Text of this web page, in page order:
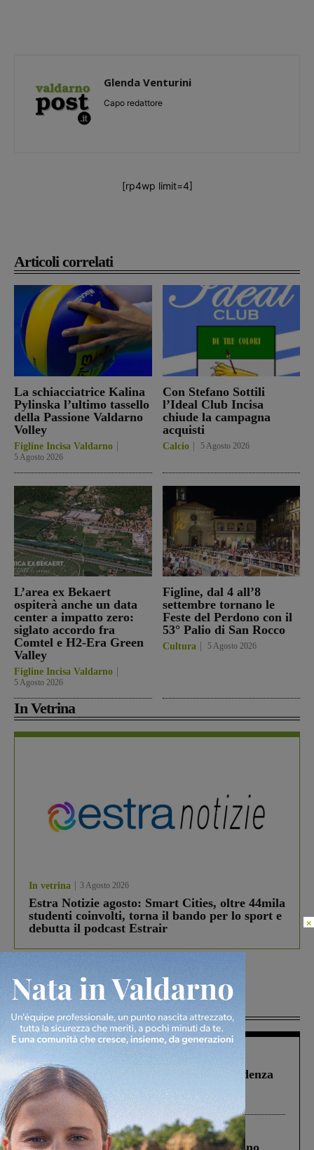
Articoli correlati
La schiacciatrice Kalina
Pylinska l’ultimo tassello
della Passione Valdarno
Volley
Figline Incisa Valdarno
5 Agosto 2026
Con Stefano Sottili
l’Ideal Club Incisa
chiude la campagna
acquisti
Calcio 5 Agosto 2026
L’area ex Bekaert
ospiterà anche un data
center a impatto zero:
siglato accordo fra
Comtel e H2-Era Green
Valley
Figline Incisa Valdarno
5 Agosto 2026
Figline, dal 4 all’8
settembre tornano le
Feste del Perdono con il
53° Palio di San Rocco
Cultura 5 Agosto 2026
In Vetrina
In vetrina 3 Agosto 2026
Estra Notizie agosto: Smart Cities, oltre 44mila
studenti coinvolti, torna il bando per lo sport e
debutta il podcast Estrair
Più lette
Figline Incisa Valdarno 1 Agosto 2026
Piscina di Figline finanziata oltre la scadenza
Pnrr, il gruppo di Fratelli d’Italia: “Un
ringraziamento al Governo”
Cronaca 4 Agosto 2026
Glenda Venturini
Capo redattore
[rp4wp limit=4]
×